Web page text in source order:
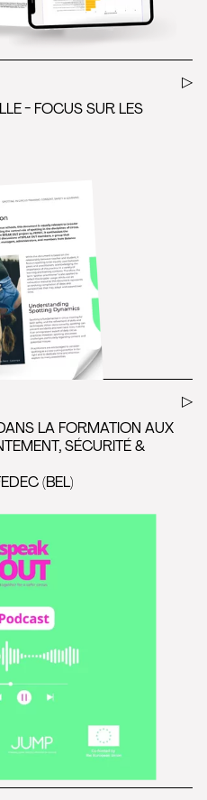
- FOCUS SUR LES
LA FORMATION AUX
SÉCURITÉ &
(BEL)